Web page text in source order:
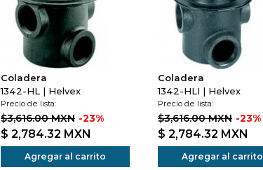
Coladera
1342-HL | Helvex
Precio de lista:
$3,616.00 MXN -23%
$ 2,784.32 MXN
Agregar al carrito
Coladera
1342-HLI | Helvex
Precio de lista:
$3,616.00 MXN -23%
$ 2,784.32 MXN
Agregar al carrito